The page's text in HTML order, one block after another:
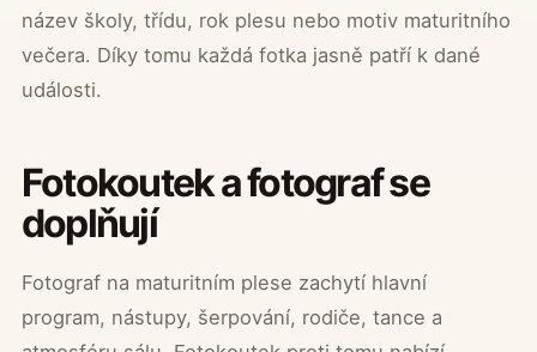
název školy, třídu, rok plesu nebo motiv maturitního
večera. Díky tomu každá fotka jasně patří k dané
události.
Fotokoutek a fotograf se
doplňují
Fotograf na maturitním plese zachytí hlavní
program, nástupy, šerpování, rodiče, tance a